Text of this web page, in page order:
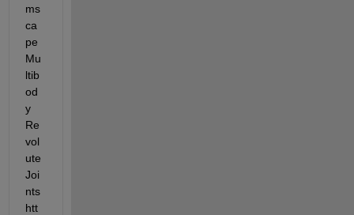
ms
ca
pe
Mu
ltib
od
y
Re
vol
ute
Joi
nts
htt